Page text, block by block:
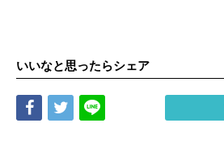
いいなと思ったらシェア
Share Tweet